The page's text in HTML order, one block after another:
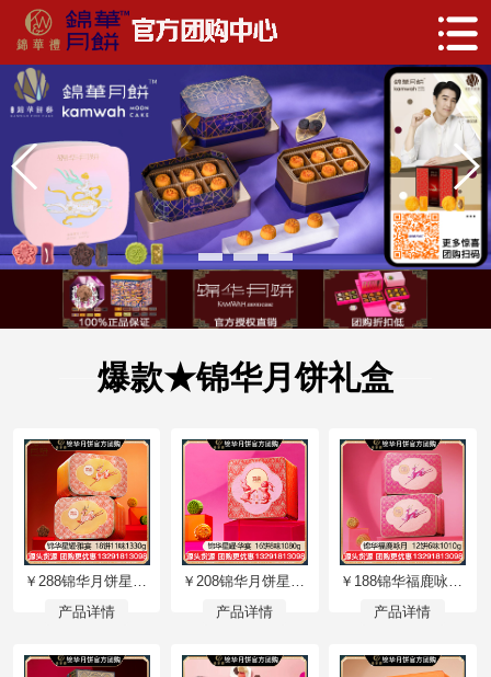
爆款★锦华月饼礼盒
产品详情
产品详情
产品详情